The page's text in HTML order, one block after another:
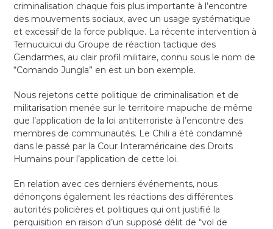
criminalisation chaque fois plus importante à l’encontre
des mouvements sociaux, avec un usage systématique
et excessif de la force publique. La récente intervention à
Temucuicui du Groupe de réaction tactique des
Gendarmes, au clair profil militaire, connu sous le nom de
“Comando Jungla” en est un bon exemple.
Nous rejetons cette politique de criminalisation et de
militarisation menée sur le territoire mapuche de même
que l’application de la loi antiterroriste à l’encontre des
membres de communautés. Le Chili a été condamné
dans le passé par la Cour Interaméricaine des Droits
Humains pour l’application de cette loi.
En relation avec ces derniers événements, nous
dénonçons également les réactions des différentes
autorités policières et politiques qui ont justifié la
perquisition en raison d’un supposé délit de “vol de